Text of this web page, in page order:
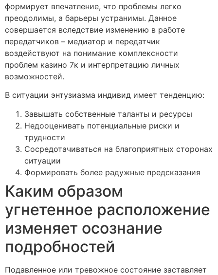
формирует впечатление, что проблемы легко
преодолимы, а барьеры устранимы. Данное
совершается вследствие изменению в работе
передатчиков – медиатор и передатчик
воздействуют на понимание комплексности
проблем казино 7к и интерпретацию личных
возможностей.
В ситуации энтузиазма индивид имеет тенденцию:
Завышать собственные таланты и ресурсы
Недооценивать потенциальные риски и
трудности
Сосредотачиваться на благоприятных сторонах
ситуации
Формировать более радужные предсказания
Каким образом
угнетенное расположение
изменяет осознание
подробностей
Подавленное или тревожное состояние заставляет